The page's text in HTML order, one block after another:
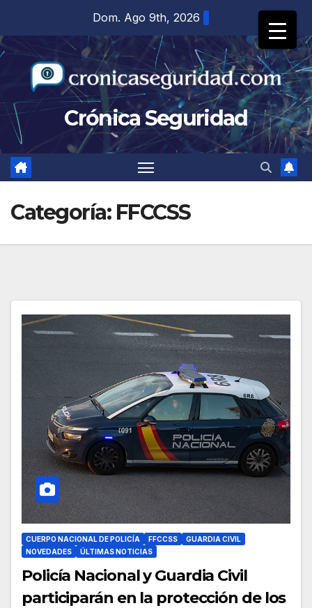
contenido
Dom. Ago 9th, 2026
Crónica Seguridad
Categoría: FFCCSS
CUERPO NACIONAL DE POLICÍA FFCCSS
GUARDIA CIVIL
NOVEDADES
ÚLTIMAS NOTICIAS
Policía Nacional y Guardia Civil
participarán en la protección de los